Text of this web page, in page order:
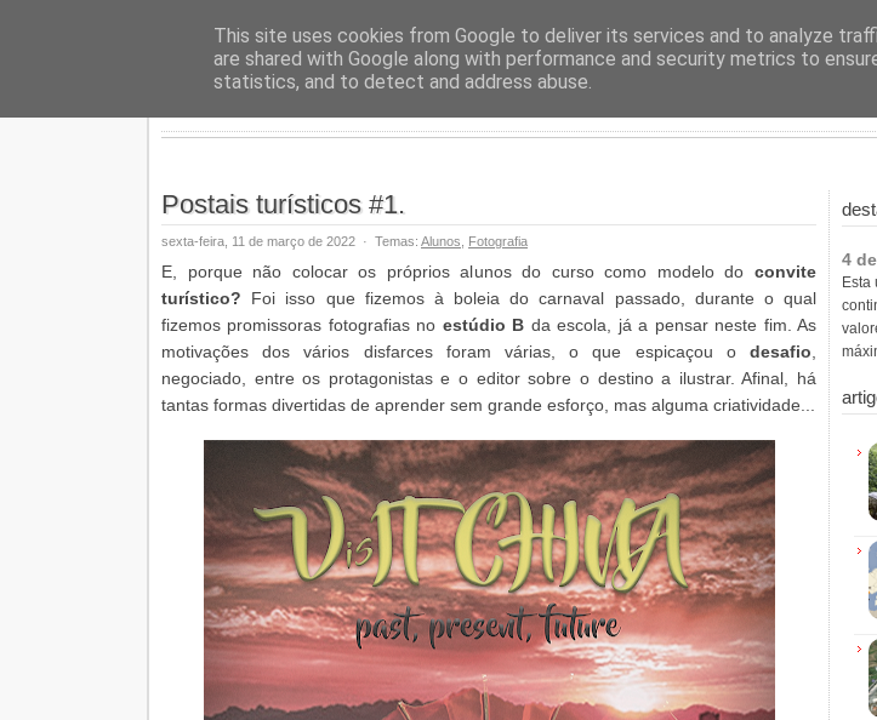
Geopalavras
Postais turísticos #1.
sexta-feira, 11 de março de 2022 · Temas: Alunos Fotografia
E, porque não colocar os próprios alunos do curso como modelo do convite
turístico? Foi isso que fizemos à boleia do carnaval passado, durante o qual
fizemos promissoras fotografias no estúdio B da escola, já a pensar neste fim. As
motivações dos vários disfarces foram várias, o que espicaçou o desafio
negociado,
entre os protagonistas e o editor sobre o destino a ilustrar. Afinal, há
tantas formas divertidas de aprender sem grande esforço, mas alguma criatividade...
4
Esta
This site uses cookies from Google to deliver its services and to analyze
are shared with Google along with performance and security metrics to
statistics, and to detect and address abuse.